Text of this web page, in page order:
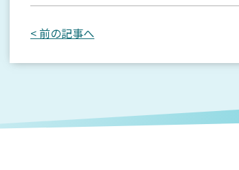
< 前の記事へ